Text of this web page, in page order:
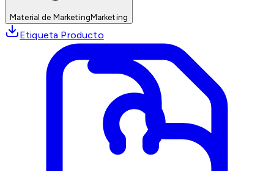
Material de MarketingMarketing
Etiqueta Producto